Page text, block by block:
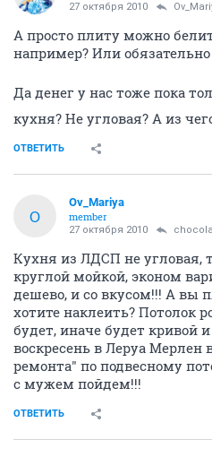
27 октября 2010
А просто плиту можно
например? Или
Да денег у нас тоже пока
кухня? Не угловая? А из
ОТВЕТИТЬ
O
Ov_Mariya
member
27 октября 2010
Кухня из ЛДСП не угловая,
круглой мойкой, эконом
дешево, и со вкусом!!! А вы
хотите наклеить? Потолок
будет, иначе будет кривой
воскресень в Леруа Мерлен
ремонта" по подвесному
с мужем пойдем!!!
ОТВЕТИТЬ